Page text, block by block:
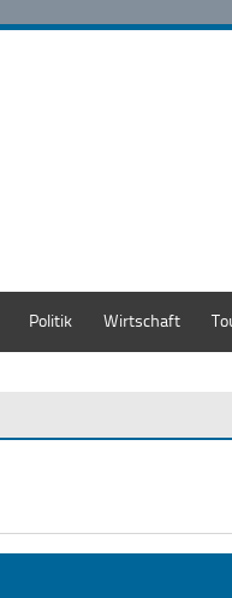
Politik Wirtschaft